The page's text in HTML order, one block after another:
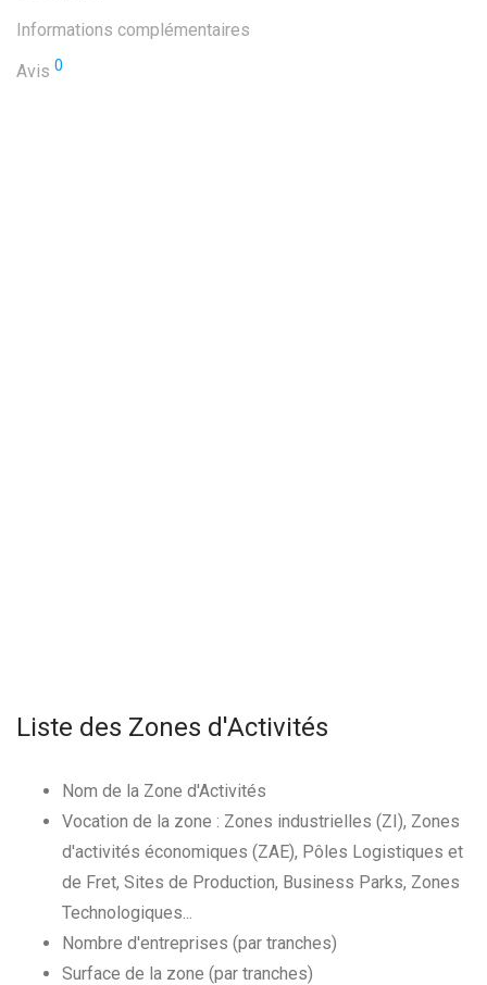
Informations complémentaires
Avis 0
Liste des Zones d'Activités
Nom de la Zone d'Activités
Vocation de la zone : Zones industrielles (ZI), Zones
d'activités économiques (ZAE), Pôles Logistiques et
de Fret, Sites de Production, Business Parks, Zones
Technologiques...
Nombre d'entreprises (par tranches)
Surface de la zone (par tranches)